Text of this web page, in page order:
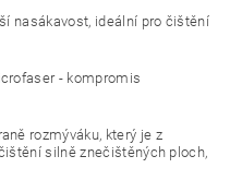
nasákavost, ideální pro čištění
- kompromis
rozmýváku, který je z
silně znečištěných ploch,